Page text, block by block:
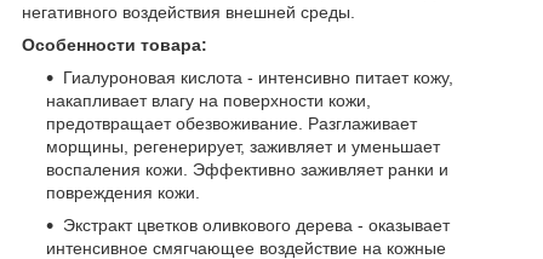
негативного воздействия внешней среды.
Особенности товара:
Гиалуроновая кислота - интенсивно питает кожу,
накапливает влагу на поверхности кожи,
предотвращает обезвоживание. Разглаживает
морщины, регенерирует, заживляет и уменьшает
воспаления кожи. Эффективно заживляет ранки и
повреждения кожи.
Экстракт цветков оливкового дерева - оказывает
интенсивное смягчающее воздействие на кожные